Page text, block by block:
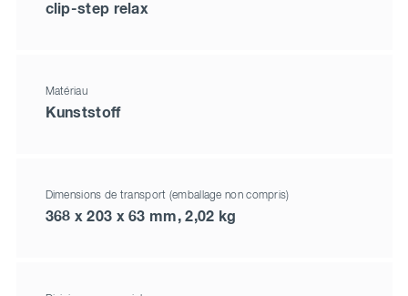
clip-step relax
Matériau
Kunststoff
Dimensions de transport (emballage non compris)
368 x 203 x 63 mm, 2,02 kg